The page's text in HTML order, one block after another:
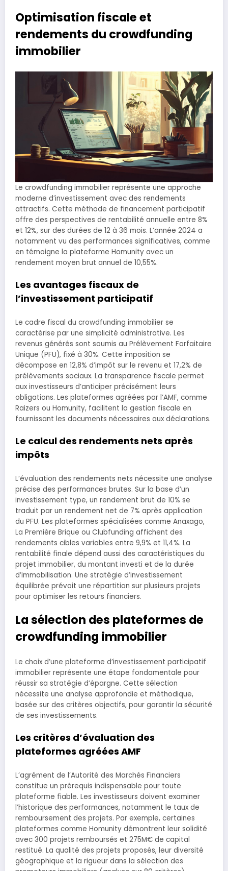
Optimisation fiscale et
rendements du crowdfunding
immobilier
Le crowdfunding immobilier représente une approche
moderne d’investissement avec des rendements
attractifs. Cette méthode de financement participatif
offre des perspectives de rentabilité annuelle entre 8%
et 12%, sur des durées de 12 à 36 mois. L’année 2024 a
notamment vu des performances significatives, comme
en témoigne la plateforme Homunity avec un
rendement moyen brut annuel de 10,55%.
Les avantages fiscaux de
l’investissement participatif
Le cadre fiscal du crowdfunding immobilier se
caractérise par une simplicité administrative. Les
revenus générés sont soumis au Prélèvement Forfaitaire
Unique (PFU), fixé à 30%. Cette imposition se
décompose en 12,8% d’impôt sur le revenu et 17,2% de
prélèvements sociaux. La transparence fiscale permet
aux investisseurs d’anticiper précisément leurs
obligations. Les plateformes agréées par l’AMF, comme
Raizers ou Homunity, facilitent la gestion fiscale en
fournissant les documents nécessaires aux déclarations.
Le calcul des rendements nets après
impôts
L’évaluation des rendements nets nécessite une analyse
précise des performances brutes. Sur la base d’un
investissement type, un rendement brut de 10% se
traduit par un rendement net de 7% après application
du PFU. Les plateformes spécialisées comme Anaxago,
La Première Brique ou Clubfunding affichent des
rendements cibles variables entre 9,9% et 11,4%. La
rentabilité finale dépend aussi des caractéristiques du
projet immobilier, du montant investi et de la durée
d’immobilisation. Une stratégie d’investissement
équilibrée prévoit une répartition sur plusieurs projets
pour optimiser les retours financiers.
La sélection des plateformes de
crowdfunding immobilier
Le choix d’une plateforme d’investissement participatif
immobilier représente une étape fondamentale pour
réussir sa stratégie d’épargne. Cette sélection
nécessite une analyse approfondie et méthodique,
basée sur des critères objectifs, pour garantir la sécurité
de ses investissements.
Les critères d’évaluation des
plateformes agréées AMF
L’agrément de l’Autorité des Marchés Financiers
constitue un prérequis indispensable pour toute
plateforme fiable. Les investisseurs doivent examiner
l’historique des performances, notamment le taux de
remboursement des projets. Par exemple, certaines
plateformes comme Homunity démontrent leur solidité
avec 300 projets remboursés et 275M€ de capital
restitué. La qualité des projets proposés, leur diversité
géographique et la rigueur dans la sélection des